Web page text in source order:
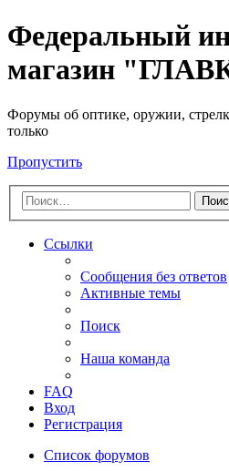
Федеральный
магазин
Форумы об оптике, оружии,
только
Пропустить
Ссылки
Сообщения без ответов
Активные темы
Поиск
Наша команда
FAQ
Вход
Регистрация
Список форумов